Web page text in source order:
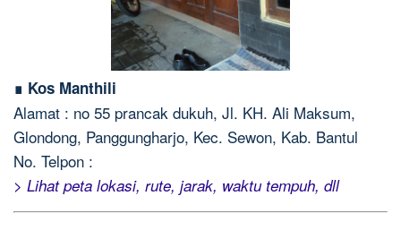
∎ Kos Manthili
Alamat : no 55 prancak dukuh, Jl. KH. Ali Maksum,
Glondong, Panggungharjo, Kec. Sewon, Kab. Bantul
No. Telpon :
> Lihat peta lokasi, rute, jarak, waktu tempuh, dll